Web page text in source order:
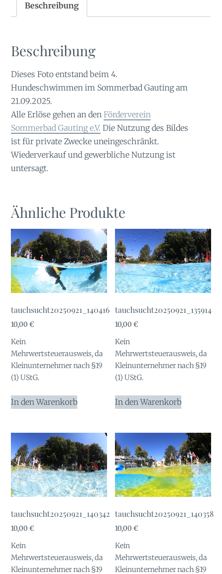
Beschreibung
Beschreibung
Dieses Foto entstand beim 4.
Hundeschwimmen im Sommerbad Gauting am
21.09.2025.
Alle Erlöse gehen an denFörderverein
Sommerbad Gauting e.V. Die Nutzung des Bildes
ist für private Zwecke uneingeschränkt.
Wiederverkauf und gewerbliche Nutzung ist
untersagt.
Ähnliche Produkte
tauchsucht20250921_140416
10,00€
Kein
Mehrwertsteuerausweis, da
Kleinunternehmer nach §19
(1) UStG.
In den Warenkorb
tauchsucht20250921_135914
10,00€
Kein
Mehrwertsteuerausweis, da
Kleinunternehmer nach §19
(1) UStG.
In den Warenkorb
tauchsucht20250921_140342
10,00€
Kein
Mehrwertsteuerausweis, da
Kleinunternehmer nach §19
tauchsucht20250921_140358
10,00€
Kein
Mehrwertsteuerausweis, da
Kleinunternehmer nach §19